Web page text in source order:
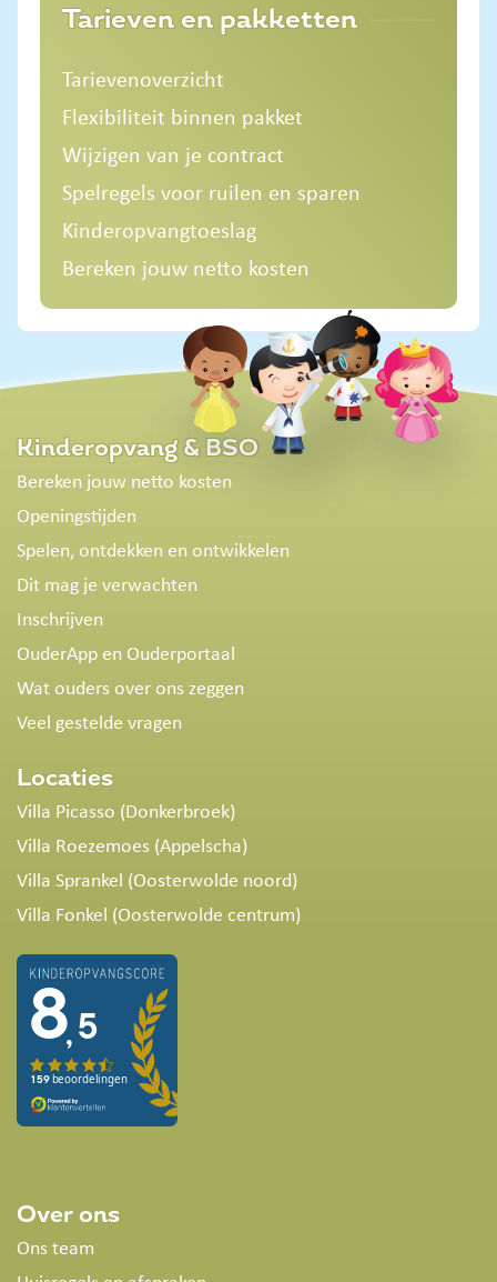
Tarieven en pakketten
Tarievenoverzicht
Flexibiliteit binnen pakket
Wijzigen van je contract
Spelregels voor ruilen en sparen
Kinderopvangtoeslag
Bereken jouw netto kosten
Kinderopvang & BSO
Bereken jouw netto kosten
Openingstijden
Spelen, ontdekken en ontwikkelen
Dit mag je verwachten
Inschrijven
OuderApp en Ouderportaal
Wat ouders over ons zeggen
Veel gestelde vragen
Locaties
Villa Picasso (Donkerbroek)
Villa Roezemoes (Appelscha)
Villa Sprankel (Oosterwolde noord)
Villa Fonkel (Oosterwolde centrum)
Over ons
Ons team